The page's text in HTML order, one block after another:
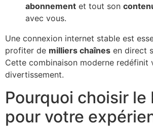
abonnement et tout son
avec vous.
Une connexion internet stable est
profiter de milliers chaînes en direct
Cette combinaison moderne redéfinit
divertissement.
Pourquoi choisir le
pour votre